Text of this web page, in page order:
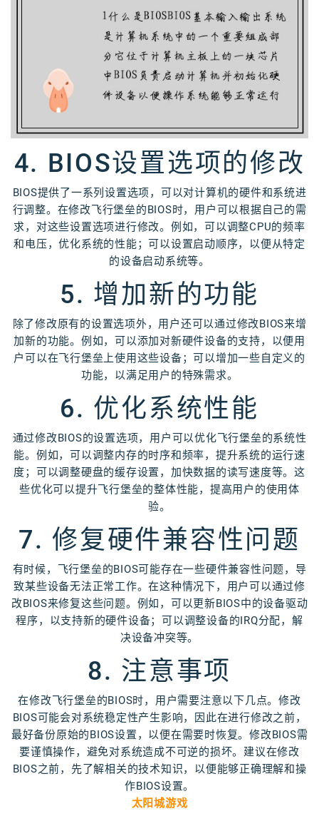
4. BIOS设置选项的修改
BIOS提供了一系列设置选项，可以对计算机的硬件和系统进
行调整。在修改飞行堡垒的BIOS时，用户可以根据自己的需
求，对这些设置选项进行修改。例如，可以调整CPU的频率
和电压，优化系统的性能；可以设置启动顺序，以便从特定
的设备启动系统等。
5. 增加新的功能
除了修改原有的设置选项外，用户还可以通过修改BIOS来增
加新的功能。例如，可以添加对新硬件设备的支持，以便用
户可以在飞行堡垒上使用这些设备；可以增加一些自定义的
功能，以满足用户的特殊需求。
6. 优化系统性能
通过修改BIOS的设置选项，用户可以优化飞行堡垒的系统性
能。例如，可以调整内存的时序和频率，提升系统的运行速
度；可以调整硬盘的缓存设置，加快数据的读写速度等。这
些优化可以提升飞行堡垒的整体性能，提高用户的使用体
验。
7. 修复硬件兼容性问题
有时候，飞行堡垒的BIOS可能存在一些硬件兼容性问题，导
致某些设备无法正常工作。在这种情况下，用户可以通过修
改BIOS来修复这些问题。例如，可以更新BIOS中的设备驱动
程序，以支持新的硬件设备；可以调整设备的IRQ分配，解
决设备冲突等。
8. 注意事项
在修改飞行堡垒的BIOS时，用户需要注意以下几点。修改
BIOS可能会对系统稳定性产生影响，因此在进行修改之前，
最好备份原始的BIOS设置，以便在需要时恢复。修改BIOS需
要谨慎操作，避免对系统造成不可逆的损坏。建议在修改
BIOS之前，先了解相关的技术知识，以便能够正确理解和操
作BIOS设置。
太阳城游戏